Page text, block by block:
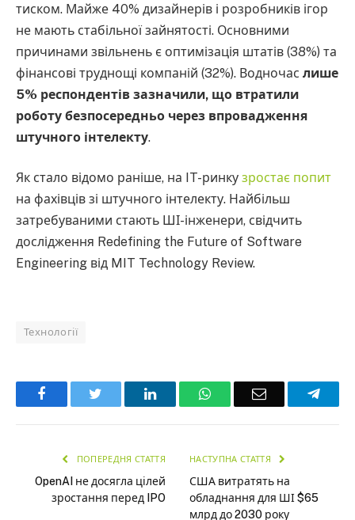
тиском. Майже 40% дизайнерів і розробників ігор
не мають стабільної зайнятості. Основними
причинами звільнень є оптимізація штатів (38%) та
фінансові труднощі компаній (32%). Водночас лише
5% респондентів зазначили, що втратили
роботу безпосередньо через впровадження
штучного інтелекту.
Як стало відомо раніше, на IT-ринку зростає попит
на фахівців зі штучного інтелекту. Найбільш
затребуваними стають ШІ-інженери, свідчить
дослідження Redefining the Future of Software
Engineering від MIT Technology Review.
Технології
Facebook LinkedInWhatsAppEmail
ПОПЕРЕДНЯ СТАТТЯ
OpenAI не досягла цілей
зростання перед IPO
НАСТУПНА СТАТТЯ
США витратять на
обладнання для ШІ $65
млрд до 2030 року